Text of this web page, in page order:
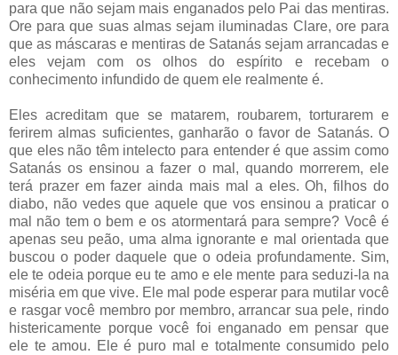
para que não sejam mais enganados pelo Pai das mentiras.
Ore para que suas almas sejam iluminadas Clare, ore para
que as máscaras e mentiras de Satanás sejam arrancadas e
eles vejam com os olhos do espírito e recebam o
conhecimento infundido de quem ele realmente é.
Eles acreditam que se matarem, roubarem, torturarem e
ferirem almas suficientes, ganharão o favor de Satanás. O
que eles não têm intelecto para entender é que assim como
Satanás os ensinou a fazer o mal, quando morrerem, ele
terá prazer em fazer ainda mais mal a eles. Oh, filhos do
diabo, não vedes que aquele que vos ensinou a praticar o
mal não tem o bem e os atormentará para sempre? Você é
apenas seu peão, uma alma ignorante e mal orientada que
buscou o poder daquele que o odeia profundamente. Sim,
ele te odeia porque eu te amo e ele mente para seduzi-la na
miséria em que vive. Ele mal pode esperar para mutilar você
e rasgar você membro por membro, arrancar sua pele, rindo
histericamente porque você foi enganado em pensar que
ele te amou. Ele é puro mal e totalmente consumido pelo